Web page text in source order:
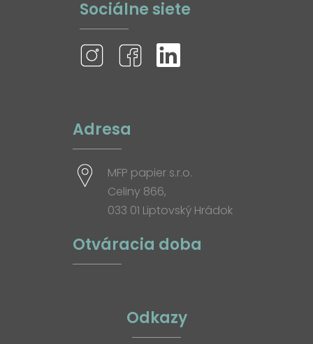
Sociálne siete
Adresa
MFP papier s.r.o.
Celiny 866,
033 01 Liptovský Hrádok
Otváracia doba
Odkazy